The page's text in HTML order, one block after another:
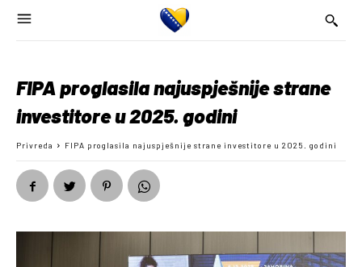
FIPA proglasila najuspješnije strane
investitore u 2025. godini
Privreda FIPA proglasila najuspješnije strane investitore u 2025. godini